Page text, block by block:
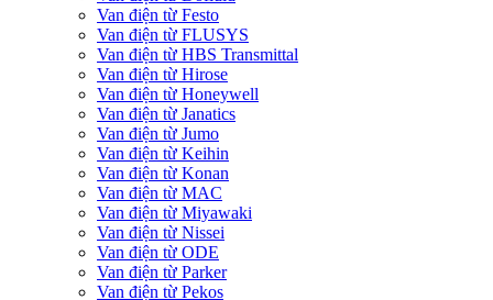
Van điện từ Festo
Van điện từ FLUSYS
Van điện từ HBS Transmittal
Van điện từ Hirose
Van điện từ Honeywell
Van điện từ Janatics
Van điện từ Jumo
Van điện từ Keihin
Van điện từ Konan
Van điện từ MAC
Van điện từ Miyawaki
Van điện từ Nissei
Van điện từ ODE
Van điện từ Parker
Van điện từ Pekos